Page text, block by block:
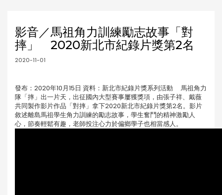
影音／馬祖角力訓練勵志故事「對
摔」 2020新北市紀錄片獎第2名
2020-11-01
發布：2020年10月15日 資料：新北市紀錄片獎系列活動 馬祖角力
隊「摔」出一片天，出征國內大型賽事屢獲獎項，由張子祥、戴薇
共同製作影片作品「對摔」拿下2020新北市紀錄片獎第2名。影片
敘述離島馬祖學生角力訓練的勵志故事，學生奮鬥的精神激勵人
心，節奏輕鬆有趣，老師投注心力於偏鄉學子也相當感人。